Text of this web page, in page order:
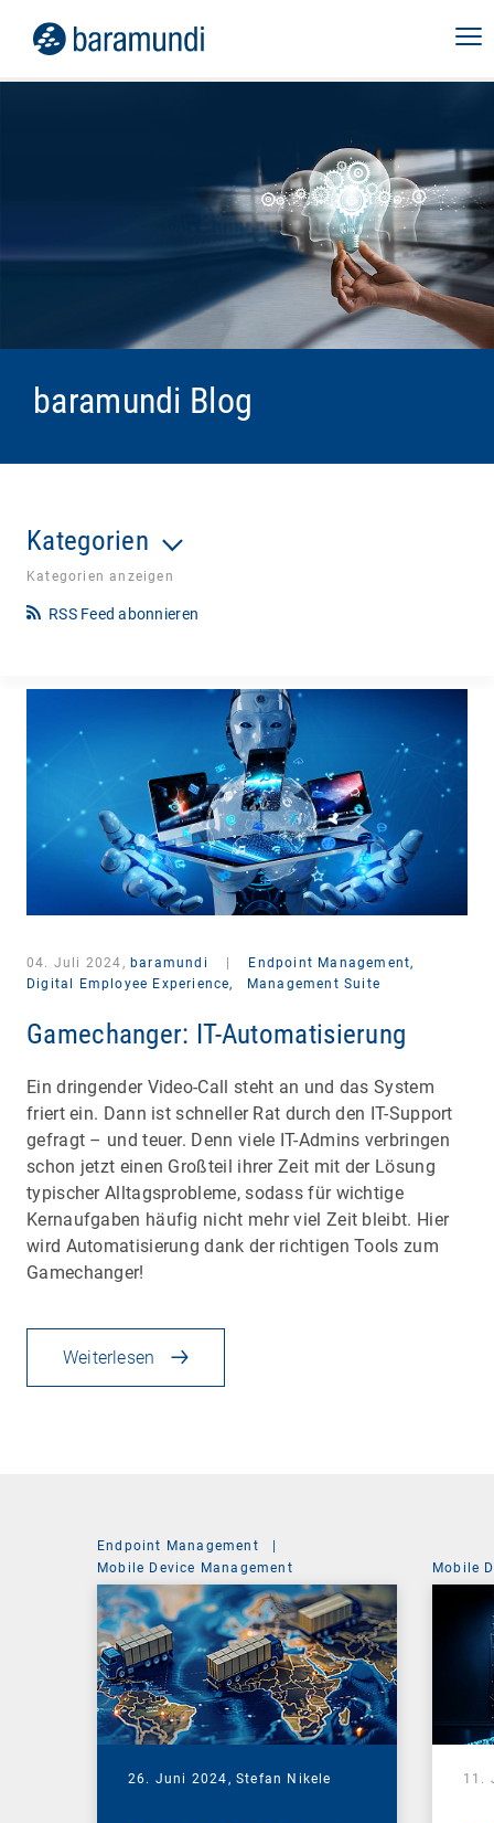
baramundi Blog
Kategorien
Kategorien anzeigen
RSS Feed abonnieren
04. Juli 2024, baramundi
Endpoint Management,
Digital Employee Experience,
Management Suite
Gamechanger: IT-Automatisierung
Ein dringender Video-Call steht an und das System
friert ein. Dann ist schneller Rat durch den IT-Support
gefragt – und teuer. Denn viele IT-Admins verbringen
schon jetzt einen Großteil ihrer Zeit mit der Lösung
typischer Alltagsprobleme, sodass für wichtige
Kernaufgaben häufig nicht mehr viel Zeit bleibt. Hier
wird Automatisierung dank der richtigen Tools zum
Gamechanger!
Weiterlesen
Endpoint Management
|
Mobile Device Management
26. Juni 2024, Stefan Nikele
Mobile
11.